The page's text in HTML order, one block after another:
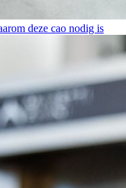
deze cao nodig is